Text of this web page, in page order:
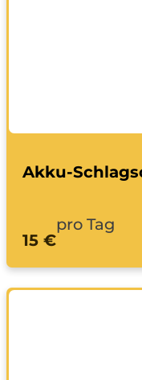
Akku-
15 €
pro Tag